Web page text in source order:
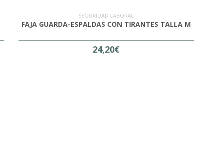
SEGURIDAD LABORAL
FAJA GUARDA-ESPALDAS CON TIRANTES TALLA M
24,20€